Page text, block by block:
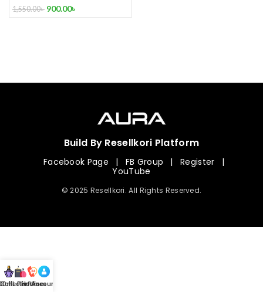
1,550.00৳ 900.00৳
Build By Resellkori Platform
Facebook Page | FB Group | Register
|
YouTube
© 2025 Resellkori. All Rights Reserved.
mL Perfumes
Hotline
Account